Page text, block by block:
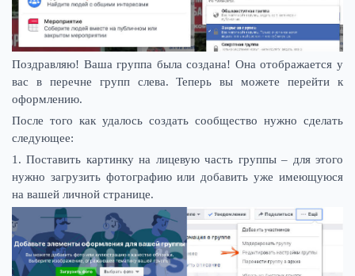
Поздравляю! Ваша группа была создана! Она отображается у
вас в перечне групп слева. Теперь вы можете перейти к
оформлению.
После того как удалось создать сообщество нужно сделать
следующее:
1. Поставить картинку на лицевую часть группы – для этого
нужно загрузить фотографию или добавить уже имеющуюся
на вашей личной странице.